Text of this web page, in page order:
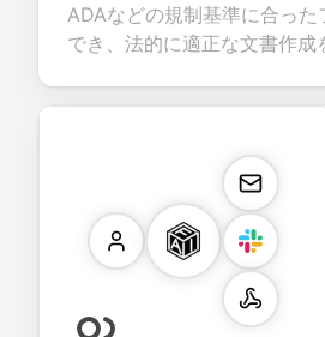
ADAなどの規制基準に合った
でき、法的に適正な文書作成